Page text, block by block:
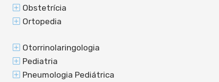
Obstetrícia
Ortopedia
Otorrinolaringologia
Pediatria
Pneumologia Pediátrica